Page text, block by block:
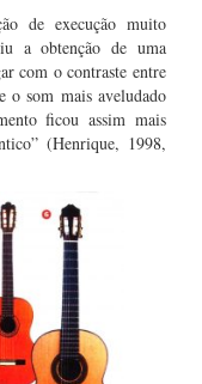
de execução muito
a obtenção de uma
com o contraste entre
o som mais aveludado
ficou assim mais
(Henrique, 1998,